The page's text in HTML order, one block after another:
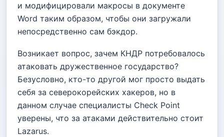
и модифицировали макросы в документе
Word таким образом, чтобы они загружали
непосредственно сам бэкдор.
Возникает вопрос, зачем КНДР потребовалось
атаковать дружественное государство?
Безусловно, кто-то другой мог просто выдать
себя за северокорейских хакеров, но в
данном случае специалисты Check Point
уверены, что за атаками действительно стоит
Lazarus.